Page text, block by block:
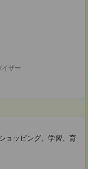
ザー
ョッピング、学習、育